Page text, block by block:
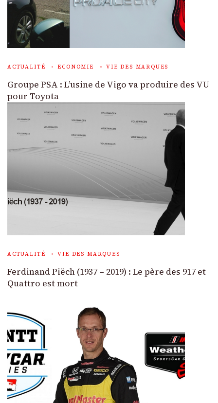
ACTUALITÉ ECONOMIE VIE DES MARQUES
Groupe PSA : L’usine de Vigo va produire des VU
pour Toyota
ACTUALITÉ VIE DES MARQUES
Ferdinand Piëch (1937 – 2019) : Le père des 917 et
Quattro est mort